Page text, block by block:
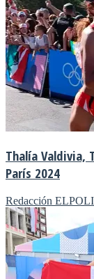
Thalía Valdivia,
París 2024
Redacción